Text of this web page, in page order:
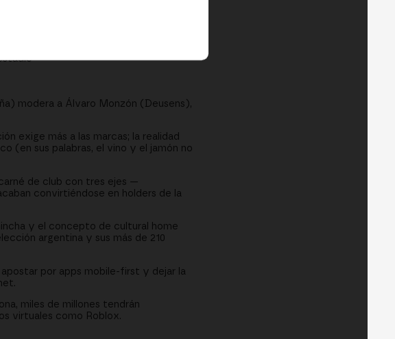
modera a Álvaro Monzón (Deusens),
exige más a las marcas; la realidad
(en sus palabras, el vino y el jamón no
de club con tres ejes —
convirtiéndose en holders de la
y el concepto de cultural home
argentina y sus más de 210
por apps mobile-first y dejar la
miles de millones tendrán
virtuales como Roblox.